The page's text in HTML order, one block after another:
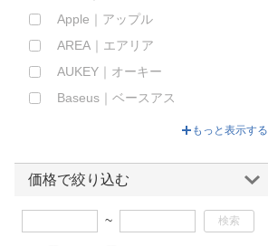
Apple｜アップル
AREA｜エアリア
AUKEY｜オーキー
Baseus｜ベースアス
BUFFALO｜バッファロー
CHOETECH｜チョエテック
もっと表示する
価格で絞り込む
~